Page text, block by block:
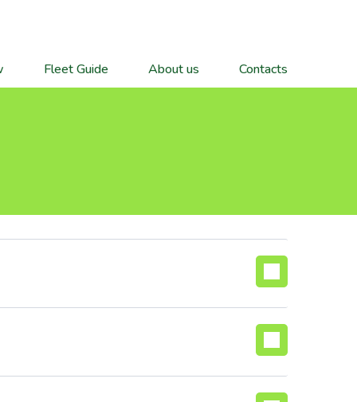
Fleet Guide About us Contacts